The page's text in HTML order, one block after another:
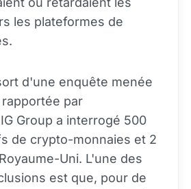
les plateformes de
d'une enquête menée
par
Group a interrogé 500
de crypto-monnaies et 2
Uni. L'une des
est que, pour de